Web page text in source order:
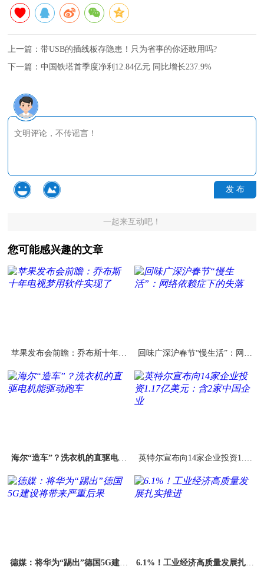
上一篇：带USB的插线板存隐患！只为省事的你还敢用吗?
下一篇：中国铁塔首季度净利12.84亿元 同比增长237.9%
发 布
一起来互动吧！
您可能感兴趣的文章
苹果发布会前瞻：乔布斯十年电
回味广深沪春节“慢生活”：网络
海尔“造车”？洗衣机的直驱电机
英特尔宣布向14家企业投资1.17
德媒：将华为“踢出”德国5G建设
6.1%！工业经济高质量发展扎实